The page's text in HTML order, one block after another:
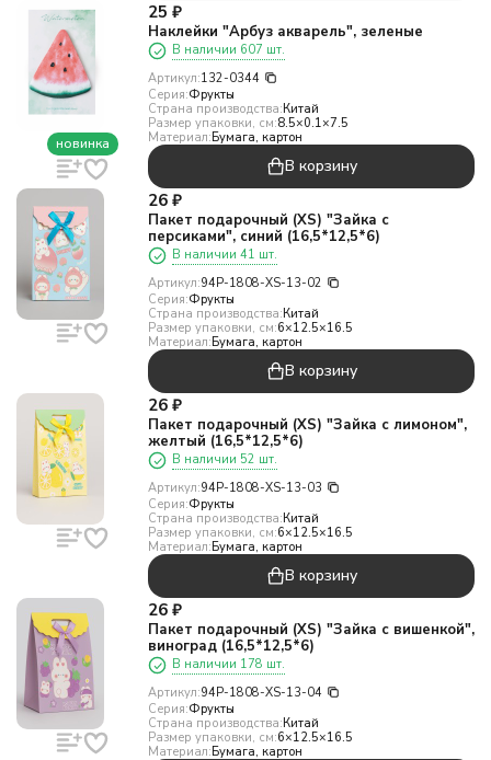
новинка
25 ₽
Наклейки "Арбуз акварель", зеленые
В наличии 607 шт.
Артикул:132-0344
Серия:Фрукты
Страна производства:Китай
Размер упаковки, см:8.5×0.1×7.5
Материал:Бумага, картон
В корзину
26 ₽
Пакет подарочный (XS) "Зайка с
персиками", синий (16,5*12,5*6)
В наличии 41 шт.
Артикул:94P-1808-XS-13-02
Серия:Фрукты
Страна производства:Китай
Размер упаковки, см:6×12.5×16.5
Материал:Бумага, картон
В корзину
26 ₽
Пакет подарочный (XS) "Зайка с лимоном",
желтый (16,5*12,5*6)
В наличии 52 шт.
Артикул:94P-1808-XS-13-03
Серия:Фрукты
Страна производства:Китай
Размер упаковки, см:6×12.5×16.5
Материал:Бумага, картон
В корзину
26 ₽
Пакет подарочный (XS) "Зайка с вишенкой",
виноград (16,5*12,5*6)
В наличии 178 шт.
Артикул:94P-1808-XS-13-04
Серия:Фрукты
Страна производства:Китай
Размер упаковки, см:6×12.5×16.5
Материал:Бумага, картон